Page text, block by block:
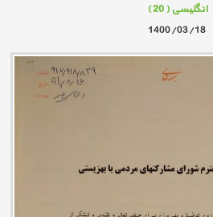
انگلیسی( 20 )
1400/03/18